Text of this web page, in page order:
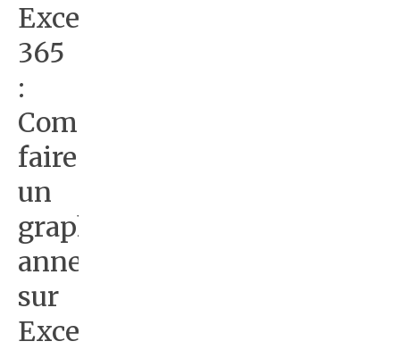
Excel
365
:
Comment
faire
un
graphique
anneau
sur
Excel